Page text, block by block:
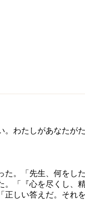
わたしがあなたが
。「先生、何をし
。「『心を尽くし、
正しい答えだ。それ